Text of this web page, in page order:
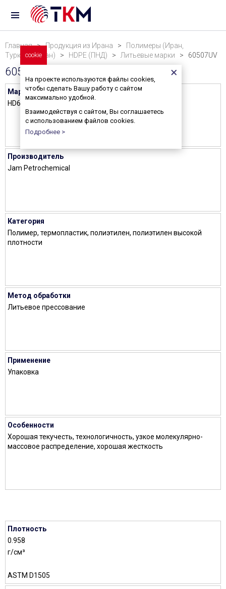
cookie
На проекте используются файлы cookies,
чтобы сделать Вашу работу с сайтом
максимально удобной.
Взаимодействуя с сайтом, Вы соглашаетесь
с использованием файлов cookies.
Подробнее >
Главная>Продукция из Ирана >
Полимеры (Иран,
Туркменистан)
> HDPE (ПНД) > Литьевые марки > 60507UV
60507UV
Марка
HD60507UV
Производитель
Jam Petrochemical
Категория
Полимер, термопластик, полиэтилен, полиэтилен высокой
плотности
Метод обработки
Литьевое прессование
Применение
Упаковка
Особенности
Хорошая текучесть, технологичность, узкое молекулярно-
массовое распределение, хорошая жесткость
Плотность
0.958
г/см³
ASTM D1505